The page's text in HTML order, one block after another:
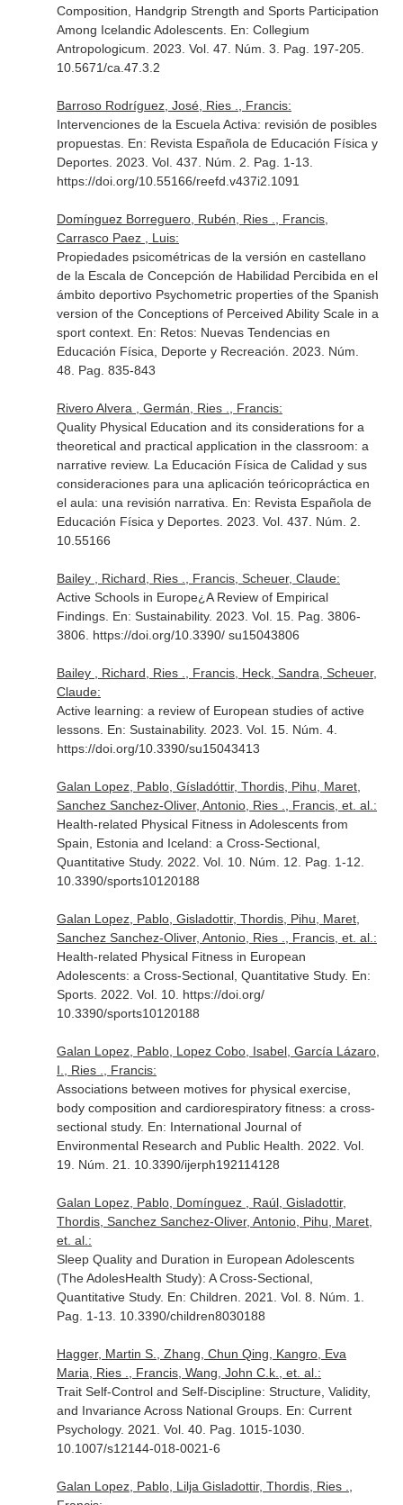
Composition, Handgrip Strength and Sports Participation
Among Icelandic Adolescents. En: Collegium
Antropologicum . 2023. Vol. 47. Núm. 3. Pag. 197-205.
10.5671/ca.47.3.2
Barroso Rodríguez, José, Ries ., Francis:
Intervenciones de la Escuela Activa: revisión de posibles
propuestas. En: Revista Española de Educación Física y
Deportes. 2023. Vol. 437. Núm. 2. Pag. 1-13.
https://doi.org/10.55166/reefd.v437i2.1091
Domínguez Borreguero, Rubén, Ries ., Francis,
Carrasco Paez , Luis:
Propiedades psicométricas de la versión en castellano
de la Escala de Concepción de Habilidad Percibida en el
ámbito deportivo Psychometric properties of the Spanish
version of the Conceptions of Perceived Ability Scale in a
sport context. En: Retos: Nuevas Tendencias en
Educación Física, Deporte y Recreación . 2023. Núm.
48. Pag. 835-843
Rivero Alvera , Germán, Ries ., Francis:
Quality Physical Education and its considerations for a
theoretical and practical application in the classroom: a
narrative review. La Educación Física de Calidad y sus
consideraciones para una aplicación teóricopráctica en
el aula: una revisión narrativa. En: Revista Española de
Educación Física y Deportes. 2023. Vol. 437. Núm. 2.
10.55166
Bailey , Richard, Ries ., Francis, Scheuer, Claude:
Active Schools in Europe¿A Review of Empirical
Findings. En: Sustainability. 2023. Vol. 15. Pag. 3806-
3806. https://doi.org/10.3390/ su15043806
Bailey , Richard, Ries ., Francis, Heck, Sandra, Scheuer,
Claude:
Active learning: a review of European studies of active
lessons. En: Sustainability. 2023. Vol. 15. Núm. 4.
https://doi.org/10.3390/su15043413
Galan Lopez, Pablo, Gísladóttir, Thordis, Pihu, Maret,
Sanchez Sanchez-Oliver, Antonio, Ries ., Francis, et. al.:
Health-related Physical Fitness in Adolescents from
Spain, Estonia and Iceland: a Cross-Sectional,
Quantitative Study. 2022. Vol. 10. Núm. 12. Pag. 1-12.
10.3390/sports10120188
Galan Lopez, Pablo, Gisladottir, Thordis, Pihu, Maret,
Sanchez Sanchez-Oliver, Antonio, Ries ., Francis, et. al.:
Health-related Physical Fitness in European
Adolescents: a Cross-Sectional, Quantitative Study. En:
Sports. 2022. Vol. 10. https://doi.org/
10.3390/sports10120188
Galan Lopez, Pablo, Lopez Cobo, Isabel, García Lázaro,
I., Ries ., Francis:
Associations between motives for physical exercise,
body composition and cardiorespiratory fitness: a cross-
sectional study. En: International Journal of
Environmental Research and Public Health . 2022. Vol.
19. Núm. 21. 10.3390/ijerph192114128
Galan Lopez, Pablo, Domínguez , Raúl, Gisladottir,
Thordis, Sanchez Sanchez-Oliver, Antonio, Pihu, Maret,
et. al.:
Sleep Quality and Duration in European Adolescents
(The AdolesHealth Study): A Cross-Sectional,
Quantitative Study. En: Children . 2021. Vol. 8. Núm. 1.
Pag. 1-13. 10.3390/children8030188
Hagger, Martin S., Zhang, Chun Qing, Kangro, Eva
Maria, Ries ., Francis, Wang, John C.k., et. al.:
Trait Self-Control and Self-Discipline: Structure, Validity,
and Invariance Across National Groups. En: Current
Psychology. 2021. Vol. 40. Pag. 1015-1030.
10.1007/s12144-018-0021-6
Galan Lopez, Pablo, Lilja Gisladottir, Thordis, Ries .,